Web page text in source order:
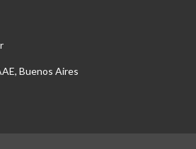
Buenos Aires